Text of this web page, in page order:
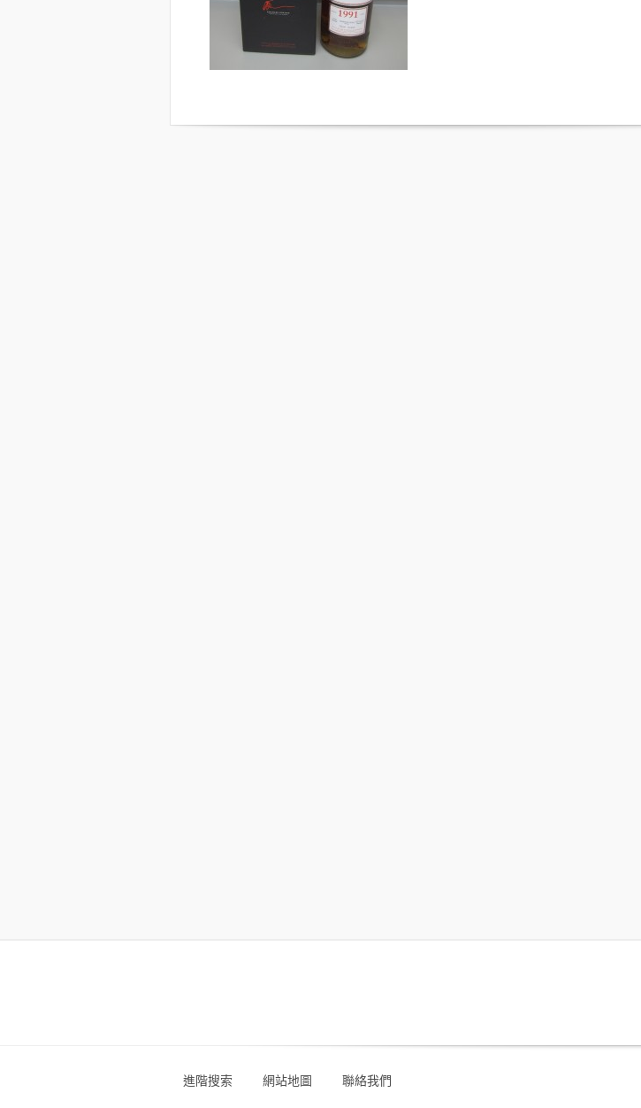
進階搜索 網站地圖 聯絡我們